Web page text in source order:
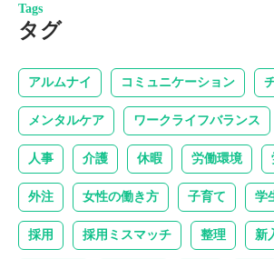
Tags
タグ
アルムナイ コミュニケーション
メンタルケア ワークライフバランス
人事 介護 休暇 労働環境
外注 女性の働き方 子育て 学
採用 採用ミスマッチ 整理 新